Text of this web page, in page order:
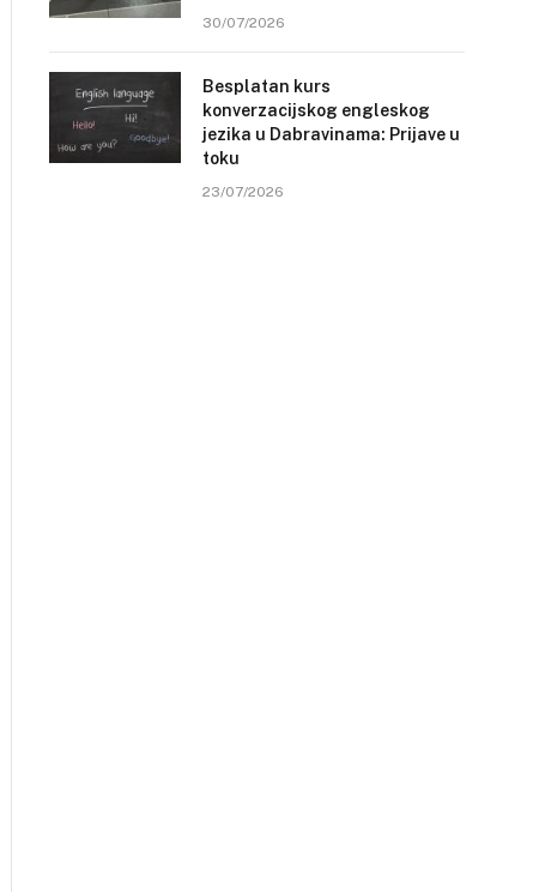
30/07/2026
Besplatan kurs
konverzacijskog engleskog
jezika u Dabravinama: Prijave u
toku
23/07/2026